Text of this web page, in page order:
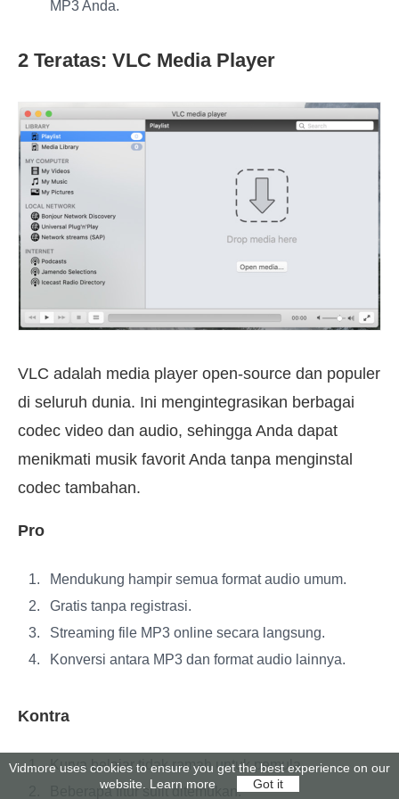
MP3 Anda.
2 Teratas: VLC Media Player
VLC adalah media player open-source dan populer
di seluruh dunia. Ini mengintegrasikan berbagai
codec video dan audio, sehingga Anda dapat
menikmati musik favorit Anda tanpa menginstal
codec tambahan.
Pro
Mendukung hampir semua format audio umum.
Gratis tanpa registrasi.
Streaming file MP3 online secara langsung.
Konversi antara MP3 dan format audio lainnya.
Kontra
Kurva belajar tidak ramah untuk pemula.
Beberapa fitur sulit ditemukan.
Vidmore uses cookies to ensure you get the best experience on our
website. Learn more Got it